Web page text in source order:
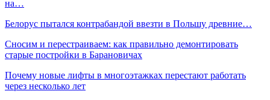
на…
Белорус пытался контрабандой ввезти в Польшу древние…
Сносим и перестраиваем: как правильно демонтировать
старые постройки в Барановичах
Почему новые лифты в многоэтажках перестают работать
через несколько лет